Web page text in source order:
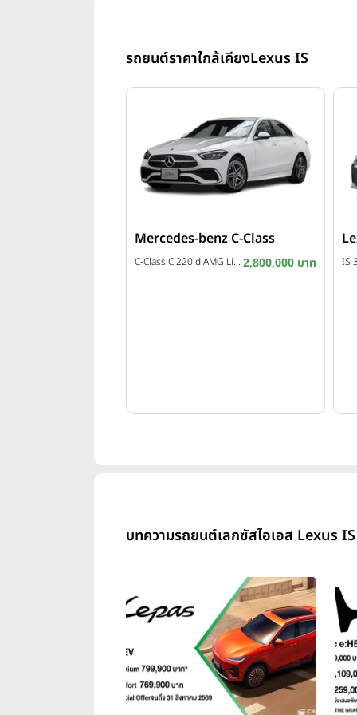
รถยนต์ราคาใกล้เคียงLexus IS
Mercedes-benz C-Class
C-Class C 220 d AMG Line Night Edition ปี 2026 2,800,000 บาท IS
บทความรถยนต์เลกซัสไอเอส Lexus